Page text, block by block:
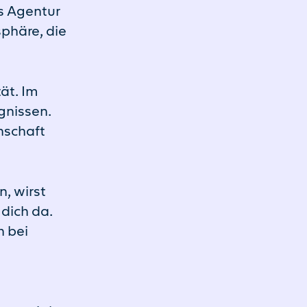
Agentur
die
Im
wirst
da.
bei